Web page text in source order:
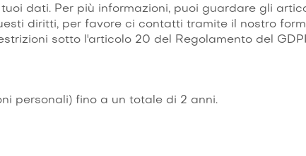
dati. Per più informazioni, puoi guardare gli
diritti, per favore ci contatti tramite il nostro
sotto l'articolo 20 del Regolamento del
personali) fino a un totale di 2 anni.